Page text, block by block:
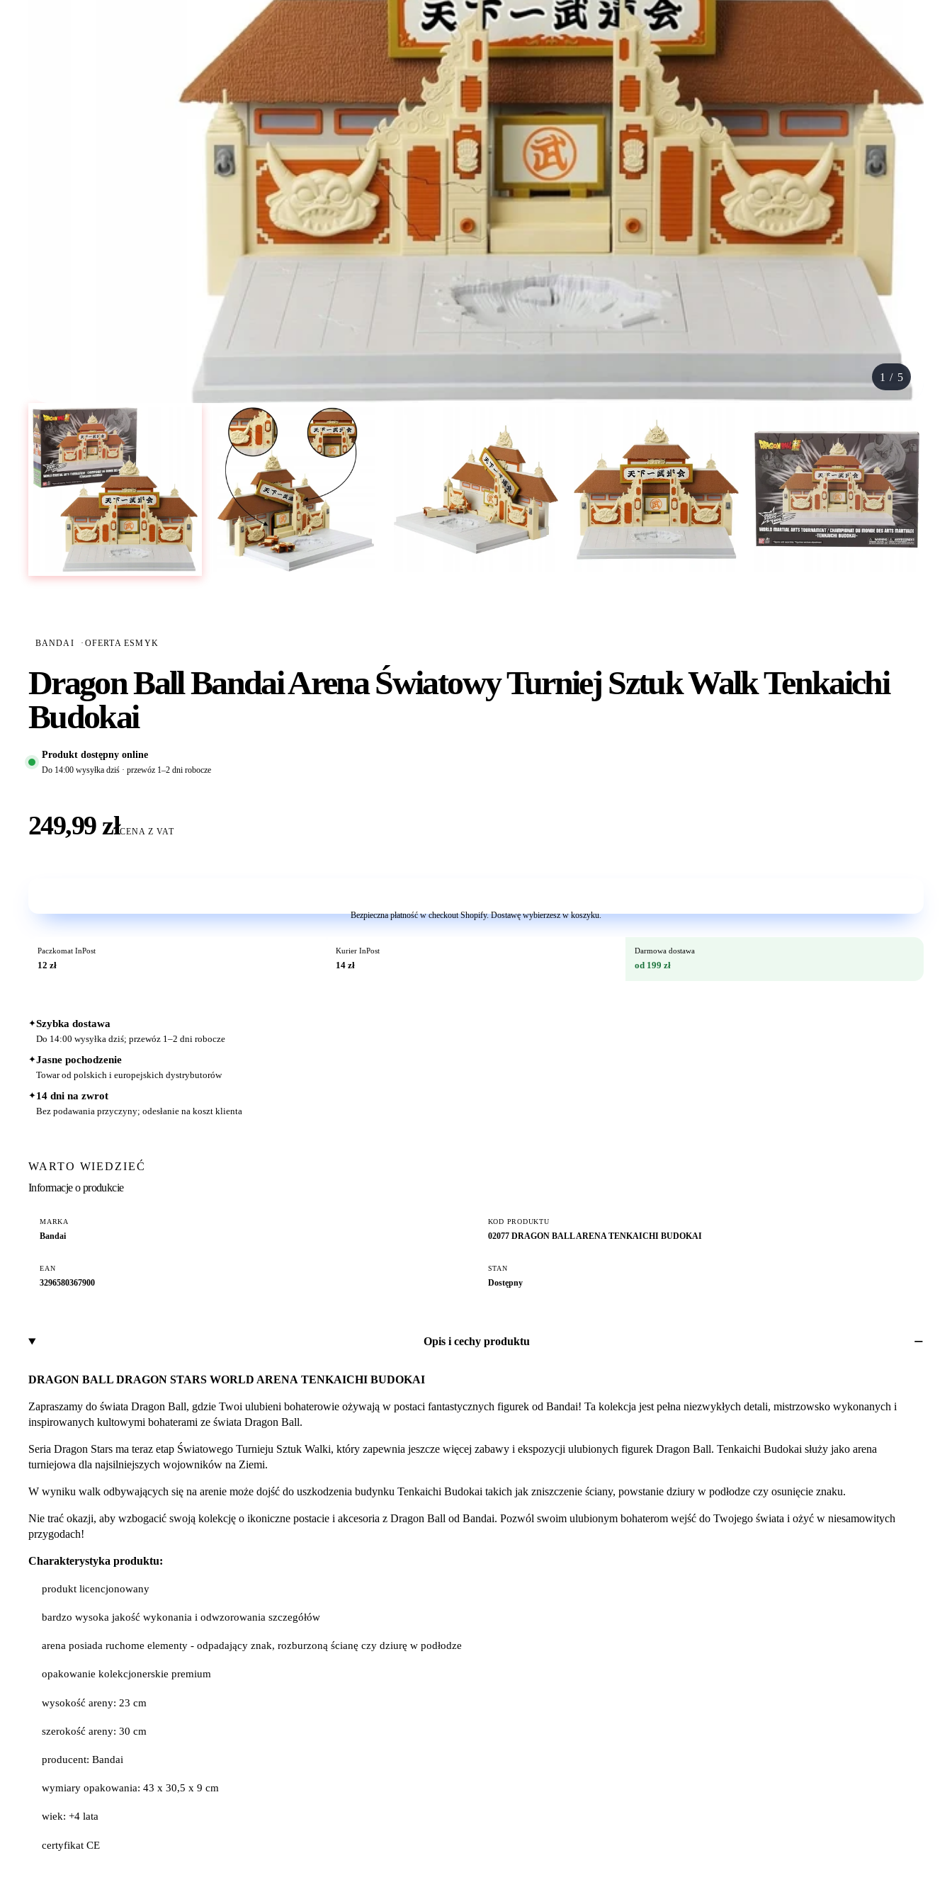
1 / 5
BANDAI · OFERTA ESMYK
Dragon Ball Bandai Arena Światowy Turniej Sztuk Walk Tenkaichi
Budokai
Produkt dostępny online
Do 14:00 wysyłka dziś · przewóz 1–2 dni robocze
249,99 złCENA Z VAT
Bezpieczna płatność w checkout Shopify. Dostawę wybierzesz w koszyku.
Paczkomat InPost
12 zł
Kurier InPost
14 zł
Darmowa dostawa
od 199 zł
✦Szybka dostawa
Do 14:00 wysyłka dziś; przewóz 1–2 dni robocze
✦Jasne pochodzenie
Towar od polskich i europejskich dystrybutorów
✦14 dni na zwrot
Bez podawania przyczyny; odesłanie na koszt klienta
WARTO WIEDZIEĆ
Informacje o produkcie
MARKA
Bandai
KOD PRODUKTU
02077 DRAGON BALL ARENA TENKAICHI BUDOKAI
EAN
3296580367900
STAN
Dostępny
Opis i cechy produktu
DRAGON BALL DRAGON STARS WORLD ARENA TENKAICHI BUDOKAI
Zapraszamy do świata Dragon Ball, gdzie Twoi ulubieni bohaterowie ożywają w postaci fantastycznych figurek od Bandai! Ta kolekcja jest pełna niezwykłych detali, mistrzowsko wykonanych i
inspirowanych kultowymi bohaterami ze świata Dragon Ball.
Seria Dragon Stars ma teraz etap Światowego Turnieju Sztuk Walki, który zapewnia jeszcze więcej zabawy i ekspozycji ulubionych figurek Dragon Ball. Tenkaichi Budokai służy jako arena
turniejowa dla najsilniejszych wojowników na Ziemi.
W wyniku walk odbywających się na arenie może dojść do uszkodzenia budynku Tenkaichi Budokai takich jak zniszczenie ściany, powstanie dziury w podłodze czy osunięcie znaku.
Nie trać okazji, aby wzbogacić swoją kolekcję o ikoniczne postacie i akcesoria z Dragon Ball od Bandai. Pozwól swoim ulubionym bohaterom wejść do Twojego świata i ożyć w niesamowitych
przygodach!
Charakterystyka produktu:
produkt licencjonowany
bardzo wysoka jakość wykonania i odwzorowania szczegółów
arena posiada ruchome elementy - odpadający znak, rozburzoną ścianę czy dziurę w podłodze
opakowanie kolekcjonerskie premium
wysokość areny: 23 cm
szerokość areny: 30 cm
producent: Bandai
wymiary opakowania: 43 x 30,5 x 9 cm
wiek: +4 lata
certyfikat CE